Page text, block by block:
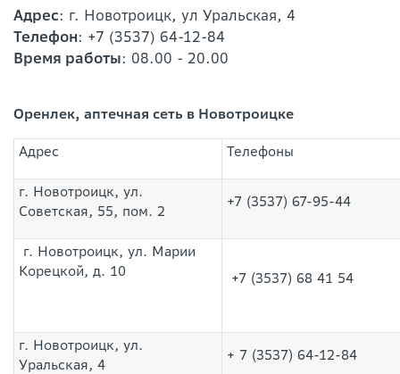
Адрес: г. Новотроицк, ул Уральская, 4
Телефон: +7 (3537) 64-12-84
Время работы: 08.00 - 20.00
Оренлек, аптечная сеть в Новотроицке
Адрес Телефоны
г. Новотроицк, ул.
Советская, 55, пом. 2
+7 (3537) 67-95-44
г. Новотроицк, ул. Марии
Корецкой, д. 10
+7 (3537) 68 41 54
г. Новотроицк, ул.
Уральская, 4
+ 7 (3537) 64-12-84